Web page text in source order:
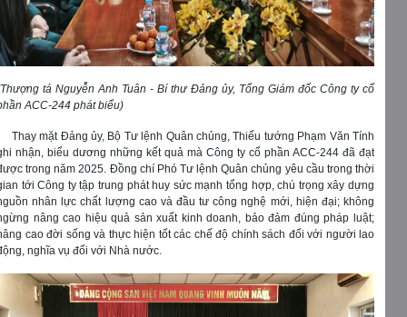
tá Nguyễn Anh Tuân - Bí thư Đảng ủy, Tổng Giám đốc Công ty cổ
ACC-244 phát biểu)
mặt Đảng ủy, Bộ Tư lệnh Quân chủng, Thiếu tướng Phạm Văn Tính
nhận, biểu dương những kết quả mà Công ty cổ phần ACC-244 đã đạt
trong năm 2025. Đồng chí Phó Tư lệnh Quân chủng yêu cầu trong thời
tới Công ty tập trung phát huy sức mạnh tổng hợp, chú trọng xây dựng
nhân lực chất lượng cao và đầu tư công nghệ mới, hiện đại; không
nâng cao hiệu quả sản xuất kinh doanh, bảo đảm đúng pháp luật;
cao đời sống và thực hiện tốt các chế độ chính sách đối với người lao
nghĩa vụ đối với Nhà nước.